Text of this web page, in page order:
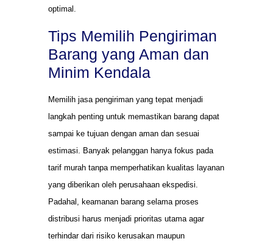
optimal.
Tips Memilih Pengiriman
Barang yang Aman dan
Minim Kendala
Memilih jasa pengiriman yang tepat menjadi
langkah penting untuk memastikan barang dapat
sampai ke tujuan dengan aman dan sesuai
estimasi. Banyak pelanggan hanya fokus pada
tarif murah tanpa memperhatikan kualitas layanan
yang diberikan oleh perusahaan ekspedisi.
Padahal, keamanan barang selama proses
distribusi harus menjadi prioritas utama agar
terhindar dari risiko kerusakan maupun